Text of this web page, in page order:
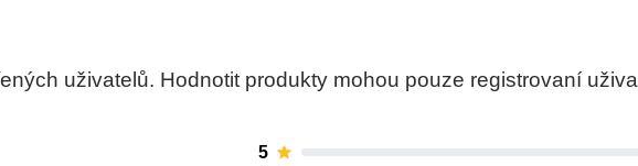
uživatelů. Hodnotit produkty mohou pouze registrovaní
5